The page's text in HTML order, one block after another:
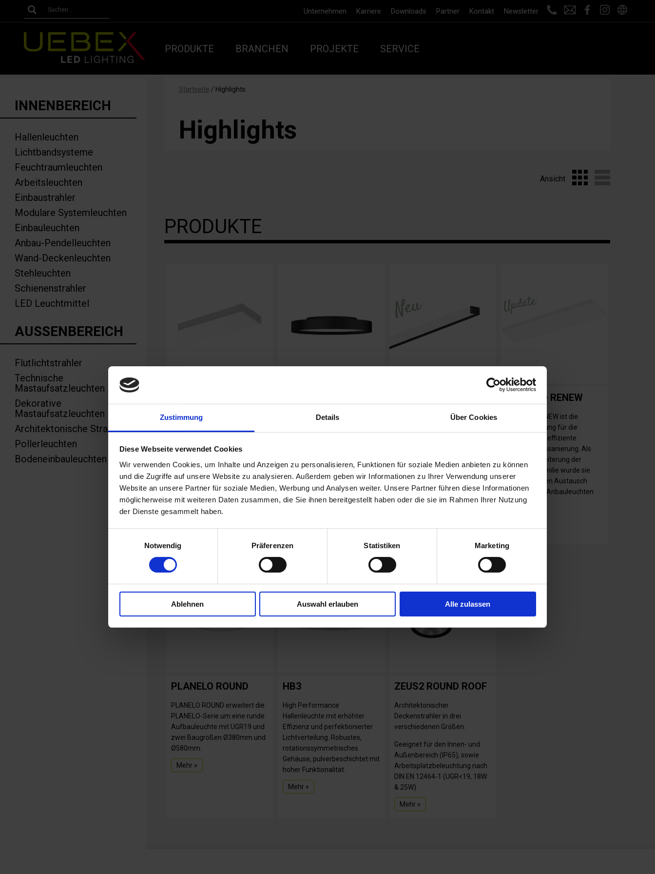
Zustimmung Details Über Cookies
Diese Webseite verwendet Cookies
Wir verwenden Cookies, um Inhalte und Anzeigen zu personalisieren, Funktionen für soziale Medien anbieten zu können
und die Zugriffe auf unsere Website zu analysieren. Außerdem geben wir Informationen zu Ihrer Verwendung unserer
Website an unsere Partner für soziale Medien, Werbung und Analysen weiter. Unsere Partner führen diese Informationen
möglicherweise mit weiteren Daten zusammen, die Sie ihnen bereitgestellt haben oder die sie im Rahmen Ihrer Nutzung
der Dienste gesammelt haben.
Notwendig
Präferenzen Statistiken Marketing
Ablehnen Auswahl erlauben Alle zulassen
Unternehmen Karriere Downloads Partner Kontakt Newsletter
PRODUKTE BRANCHEN PROJEKTE SERVICE
INNENBEREICH
Hallenleuchten
Lichtbandsysteme
Feuchtraumleuchten
Arbeitsleuchten
Einbaustrahler
Modulare Systemleuchten
Einbauleuchten
Anbau-Pendelleuchten
Wand-Deckenleuchten
Stehleuchten
Schienenstrahler
LED Leuchtmittel
AUSSENBEREICH
Flutlichtstrahler
Technische
Mastaufsatzleuchten
Dekorative
Mastaufsatzleuchten
Architektonische Strahler
Pollerleuchten
Bodeneinbauleuchten
Startseite / Highlights
Highlights
Ansicht
PRODUKTE
Funktion und Design in
Farbverstellbarkeit macht sie
Beleuchtungslösung für eine
Vielzahl von Anwendungen –
von modernen Büros über
Schulen bis hin zu öffentlichen
Bereichen und Gängen.
Mehr »
PURE ELEGANZ gepaart mit
indirektem Lichtanteil.
Mehr »
Minimalistische Ästhetik
oder Silber
Mehr »
PLANELO RENEW
PLANELO RENEW ist die
perfekte Lösung für die
einfache und effiziente
Beleuchtungssanierung. Als
neueste Erweiterung der
PLANELO-Familie wurde sie
speziell für den Austausch
bestehender Anbauleuchten
entwickelt.
PLANELO ROUND
PLANELO ROUND erweitert die
PLANELO-Serie um eine runde
Aufbauleuchte mit UGR19 und
zwei Baugrößen Ø380mm und
Ø580mm.
Mehr »
HB3
High Performance
Hallenleuchte mit erhöhter
Effizienz und perfektionierter
Lichtverteilung. Robustes,
rotationssymmetrisches
Gehäuse, pulverbeschichtet mit
hoher Funktionalität.
Mehr »
ZEUS2 ROUND ROOF
Architektonischer
Deckenstrahler in drei
verschiedenen Größen.
Geeignet für den Innen- und
Außenbereich (IP65), sowie
Arbeitsplatzbeleuchtung nach
DIN EN 12464-1 (UGR<19, 18W
& 25W).
Mehr »